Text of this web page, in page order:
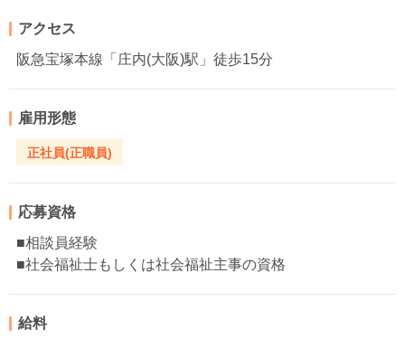
アクセス
阪急宝塚本線「庄内(大阪)駅」徒歩15分
雇用形態
正社員(正職員)
応募資格
■相談員経験
■社会福祉士もしくは社会福祉主事の資格
給料